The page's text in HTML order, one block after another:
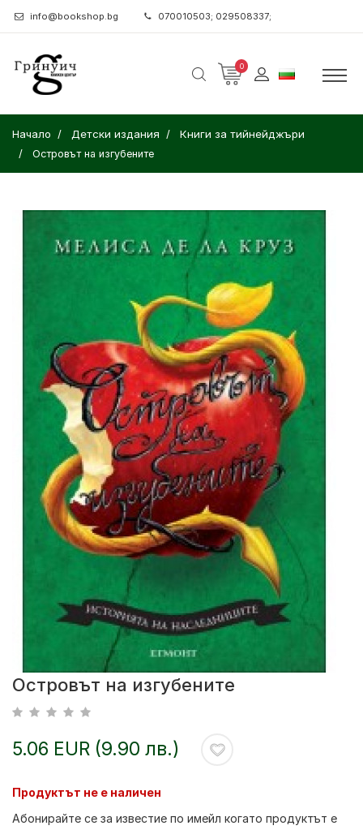
info@bookshop.bg 070010503; 029508337;
0
Начало Детски издания Книги за тийнейджъри
Островът на изгубените
Островът на изгубените
5.06 EUR (9.90 лв.)
Продуктът не е наличен
Абонирайте се за известие по имейл когато продуктът е